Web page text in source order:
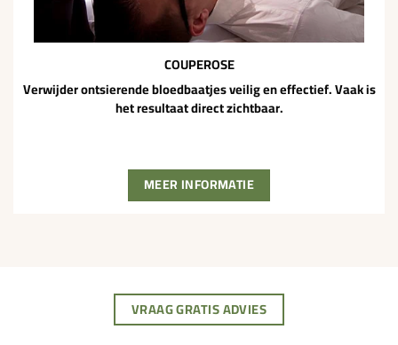
COUPEROSE
Verwijder ontsierende bloedbaatjes veilig en effectief. Vaak is
het resultaat direct zichtbaar.
MEER INFORMATIE
VRAAG GRATIS ADVIES